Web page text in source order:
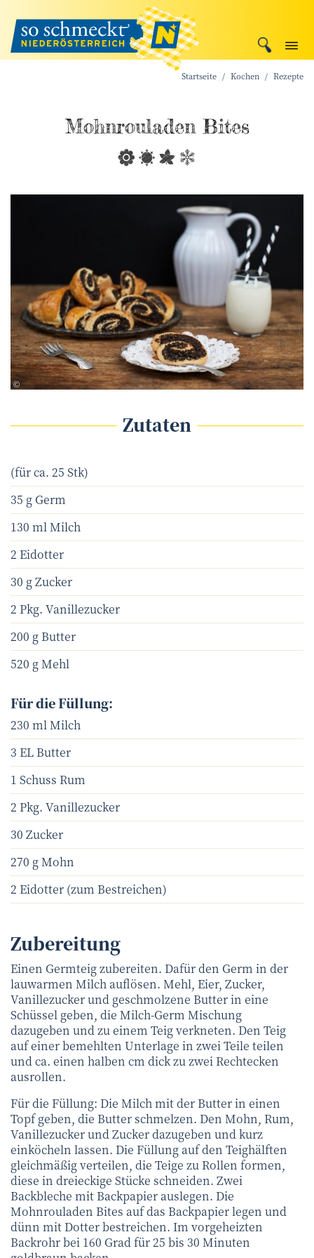
Startseite Kochen Rezepte
Mohnrouladen Bites
©www.cookingcatrin.at - Carletto Photography
Zutaten
(für ca. 25 Stk)
35 g Germ
130 ml Milch
2 Eidotter
30 g Zucker
2 Pkg. Vanillezucker
200 g Butter
520 g Mehl
Für die Füllung:
230 ml Milch
3 EL Butter
1 Schuss Rum
2 Pkg. Vanillezucker
30 Zucker
270 g Mohn
2 Eidotter (zum Bestreichen)
Zubereitung
Einen Germteig zubereiten. Dafür den Germ in der
lauwarmen Milch auflösen. Mehl, Eier, Zucker,
Vanillezucker und geschmolzene Butter in eine
Schüssel geben, die Milch-Germ Mischung
dazugeben und zu einem Teig verkneten. Den Teig
auf einer bemehlten Unterlage in zwei Teile teilen
und ca. einen halben cm dick zu zwei Rechtecken
ausrollen.
Für die Füllung: Die Milch mit der Butter in einen
Topf geben, die Butter schmelzen. Den Mohn, Rum,
Vanillezucker und Zucker dazugeben und kurz
einköcheln lassen. Die Füllung auf den Teighälften
gleichmäßig verteilen, die Teige zu Rollen formen,
diese in dreieckige Stücke schneiden. Zwei
Backbleche mit Backpapier auslegen. Die
Mohnrouladen Bites auf das Backpapier legen und
dünn mit Dotter bestreichen. Im vorgeheizten
Backrohr bei 160 Grad für 25 bis 30 Minuten